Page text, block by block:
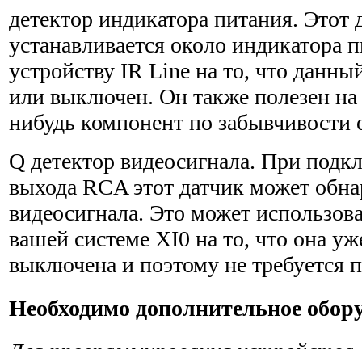
детектор индикатора питания. Этот
устанавливается около индика­тора
устройству IR Line на то, что
или выключен. Он также полезен на
нибудь компонент по
Q детектор видеосигнала. При
выхода RCA этот датчик может
видеосигнала. Это может
вашей системе XI0 на то, что она
выключена и поэтому не требуется
Необходимо дополнительное